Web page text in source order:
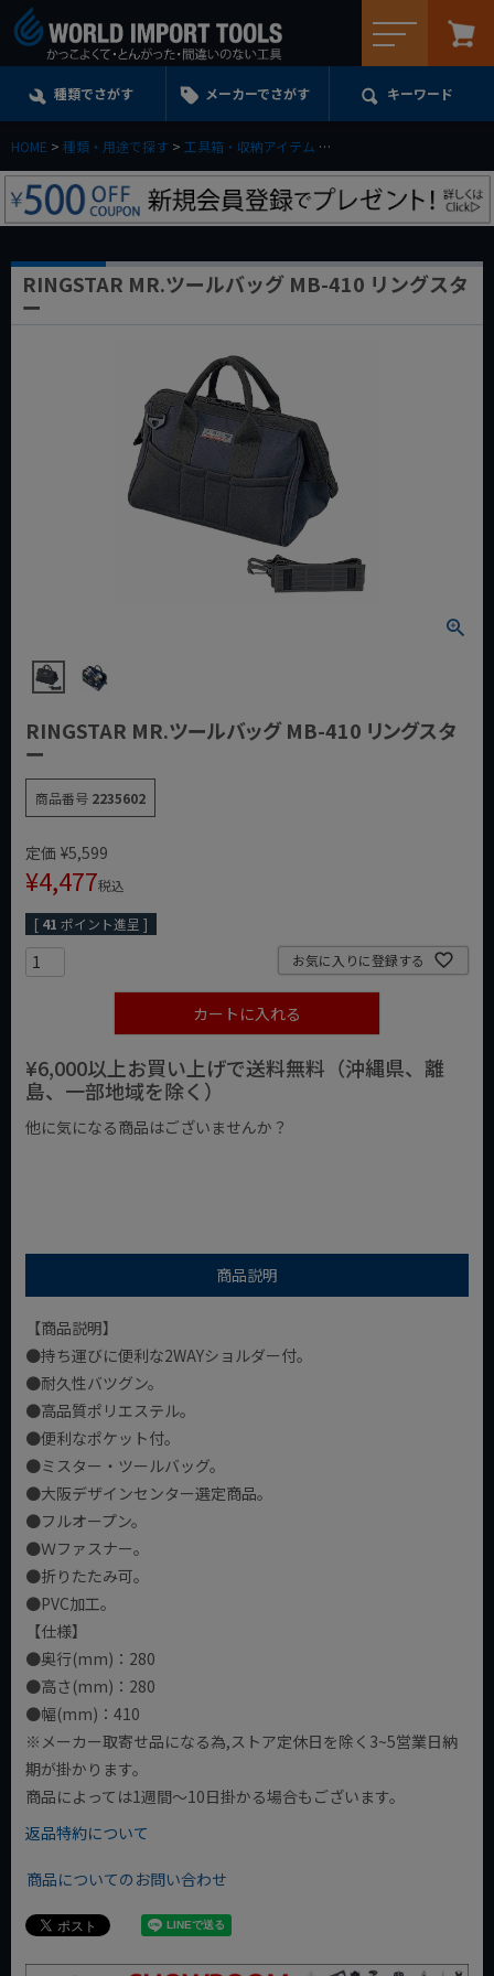
種類でさがす メーカーでさがす キーワード
HOME 種類・用途で探す 工具箱・収納アイテム
RINGSTAR MR.ツールバッグ MB-410 リングスタ
ー
RINGSTAR MR.ツールバッグ MB-410 リングスタ
ー
商品番号 2235602
定価 ¥5,599
¥4,477税込
[ 41 ポイント進呈 ]
お気に入りに登録する
カートに入れる
¥6,000以上お買い上げで送料無料（沖縄県、離
島、一部地域を除く）
他に気になる商品はございませんか？
商品説明
【商品説明】
●持ち運びに便利な2WAYショルダー付。
●耐久性バツグン。
●高品質ポリエステル。
●便利なポケット付。
●ミスター・ツールバッグ。
●大阪デザインセンター選定商品。
●フルオープン。
●Ｗファスナー。
●折りたたみ可。
●PVC加工。
【仕様】
●奥行(mm)：280
●高さ(mm)：280
●幅(mm)：410
※メーカー取寄せ品になる為,ストア定休日を除く3~5営業日納
期が掛かります。
商品によっては1週間～10日掛かる場合もございます。
返品特約について
商品についてのお問い合わせ